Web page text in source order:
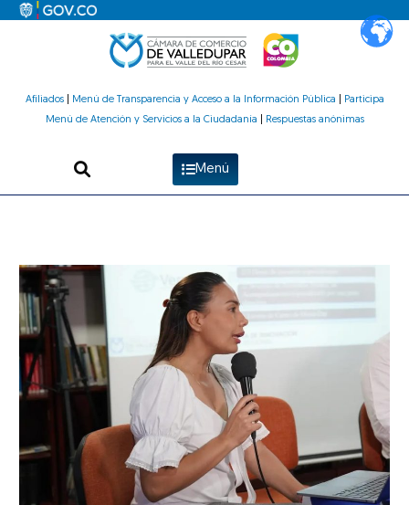
Afiliados| Menú de Transparencia y Acceso a la Información Pública
Participa
Menú de Atención y Servicios a la Ciudadanía
Respuestas anónimas
Menú